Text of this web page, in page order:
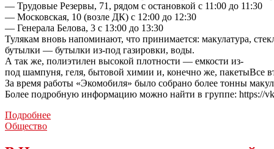
— Трудовые Резервы, 71, рядом с остановкой с 11:00 до 11:30
— Московская, 10 (возле ДК) с 12:00 до 12:30
— Генерала Белова, 3 с 13:00 до 13:30
Тулякам вновь напоминают, что принимается: макулатура,
бутылки — бутылки из-под газировки, воды.
А так же, полиэтилен высокой плотности — емкости из-
под шампуня, геля, бытовой химии и, конечно же, пакетыВсе
За время работы «Экомобиля» было собрано более тонны
Более подробную информацию можно найти в группе: https://
ПодробнееНовомосковск
Общество